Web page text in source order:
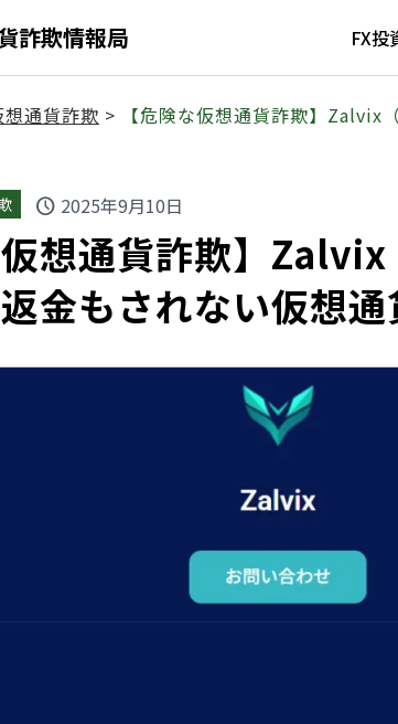
詐欺情報局 FX投
通貨詐欺 > 【危険な仮想通貨詐欺】
schedule 2025年9月10日
仮想通貨詐欺】
金もされない仮想